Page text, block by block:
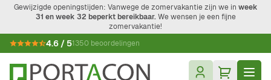
Ga naar de inhoud
Gewijzigde openingstijden: Vanwege de zomervakantie zijn we in week
31 en week 32 beperkt bereikbaar.We wensen je een fijne
zomervakantie!
4.6 / 51350 beoordelingen